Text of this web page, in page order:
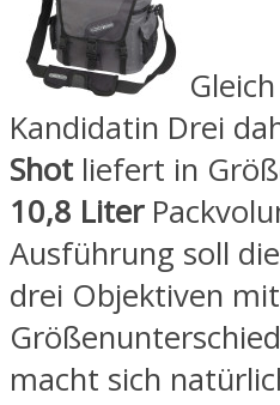
Kandidatin Drei
Shot liefert in
10,8 Liter
Ausführung soll
drei Objektiven
macht sich